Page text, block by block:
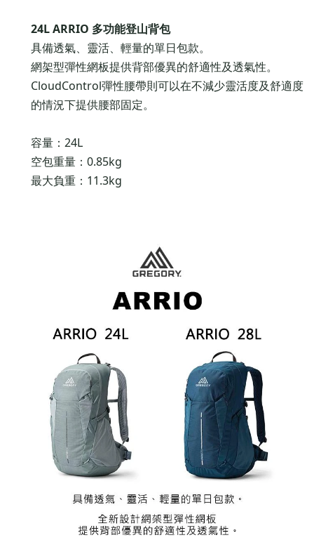
24L ARRIO 多功能登山背包
具備透氣、靈活、輕量的單日包款。
網架型彈性網板提供背部優異的舒適性及透氣性。
CloudControl彈性腰帶則可以在不減少靈活度及舒適度
的情況下提供腰部固定。
容量：24L
空包重量：0.85kg
最大負重：11.3kg